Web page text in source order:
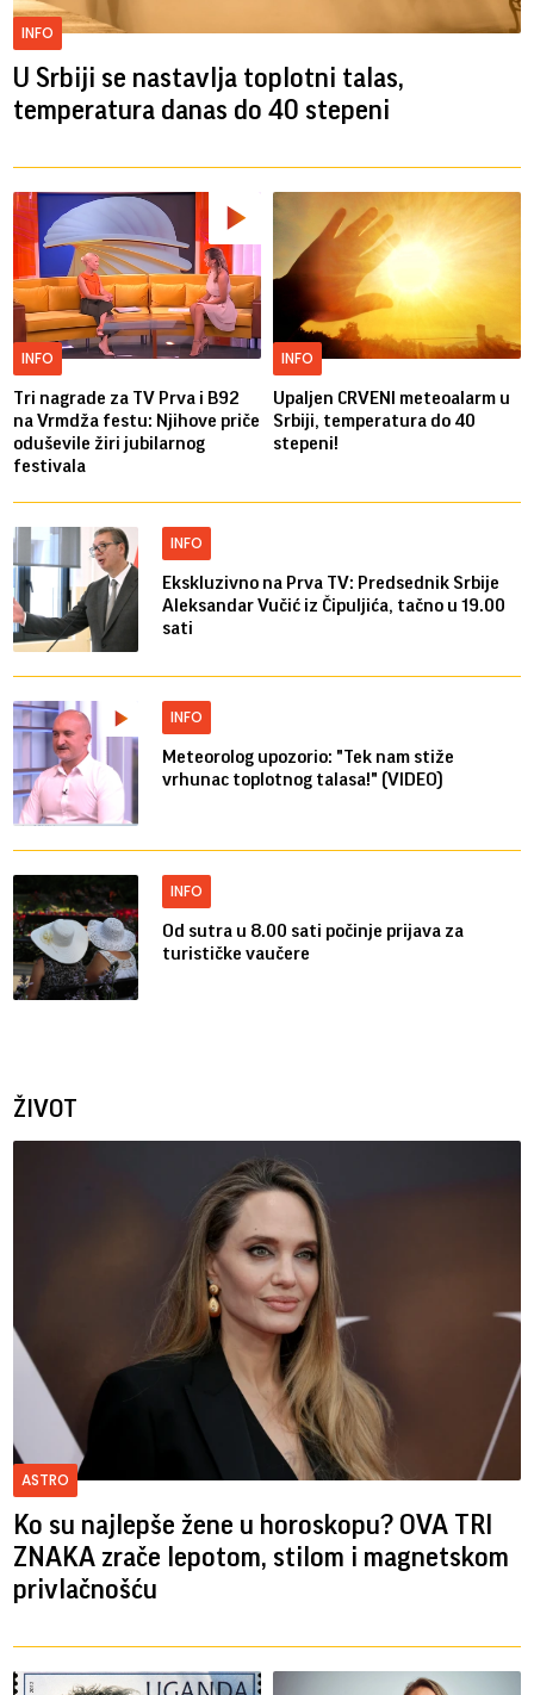
INFO
U Srbiji se nastavlja toplotni talas,
temperatura danas do 40 stepeni
INFO
Tri nagrade za TV Prva i B92
na Vrmdža festu: Njihove priče
oduševile žiri jubilarnog
festivala
INFO
Upaljen CRVENI meteoalarm u
Srbiji, temperatura do 40
stepeni!
INFO
Ekskluzivno na Prva TV: Predsednik Srbije
Aleksandar Vučić iz Čipuljića, tačno u 19.00
sati
INFO
Meteorolog upozorio: "Tek nam stiže
vrhunac toplotnog talasa!" (VIDEO)
INFO
Od sutra u 8.00 sati počinje prijava za
turističke vaučere
ŽIVOT
ASTRO
Ko su najlepše žene u horoskopu? OVA TRI
ZNAKA zrače lepotom, stilom i magnetskom
privlačnošću